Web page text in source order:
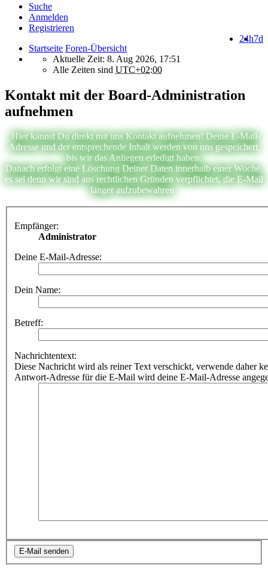
Suche
Anmelden
Registrieren
7d
24h
Startseite Foren-Übersicht
Aktuelle Zeit: 8. Aug 2026, 17:51
Alle Zeiten sind UTC+02:00
Kontakt mit der Board-Administration
aufnehmen
Hier kannst Du direkt mit uns Kontakt aufnehmen! Deine E-Mail-
Adresse und der entsprechende Inhalt werden von uns gespeichert,
bis wir das Anliegen erledigt haben.
Danach erfolgt eine Löschung Deiner Daten innerhalb einer Woche,
es sei denn wir sind aus rechtlichen Gründen verpflichtet, die E-Mail
länger aufzubewahren
Empfänger:
Administrator
Deine E-Mail-Adresse:
Dein Name:
Betreff:
Nachrichtentext:
Diese Nachricht wird als reiner Text verschickt, verwende daher
Antwort-Adresse für die E-Mail wird deine E-Mail-Adresse